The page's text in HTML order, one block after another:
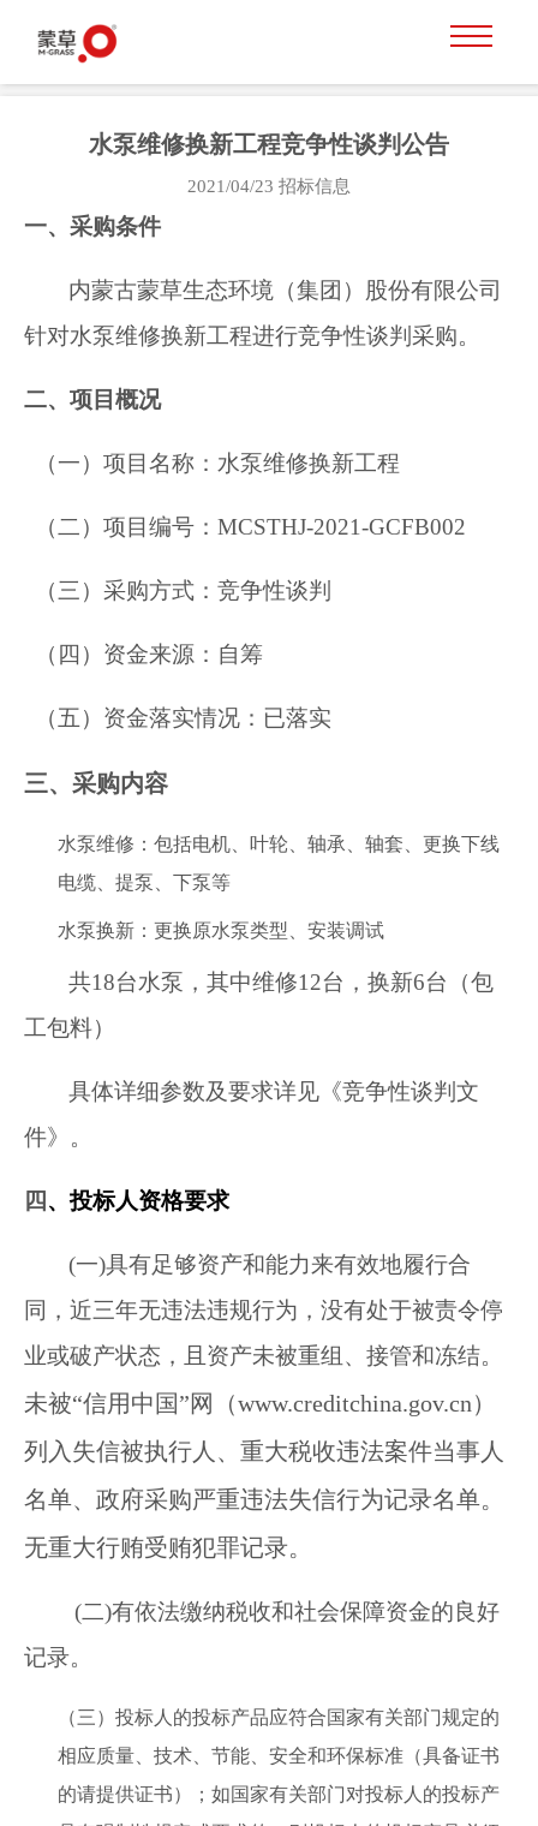
水泵维修换新工程竞争性谈判公告
2021/04/23 招标信息
一、采购条件
内蒙古蒙草生态环境（集团）股份有限公司
针对水泵维修换新工程进行竞争性谈判采购。
二、项目概况
（一）项目名称：水泵维修换新工程
（二）项目编号：MCSTHJ-2021-GCFB002
（三）采购方式：竞争性谈判
（四）资金来源：自筹
（五）资金落实情况：已落实
三、采购内容
水泵维修：包括电机、叶轮、轴承、轴套、更换下线
电缆、提泵、下泵等
水泵换新：更换原水泵类型、安装调试
共18台水泵，其中维修12台，换新6台（包
工包料）
具体详细参数及要求详见《竞争性谈判文
件》。
四 、投标人资格要求
(一)具有足够资产和能力来有效地履行合
同，近三年无违法违规行为，没有处于被责令停
业或破产状态，且资产未被重组、接管和冻结。
未被“信用中国”网（www.creditchina.gov.cn）
列入失信被执行人、重大税收违法案件当事人
名单、政府采购严重违法失信行为记录名单。
无重大行贿受贿犯罪记录。
(二)有依法缴纳税收和社会保障资金的良好
记录。
（三）投标人的投标产品应符合国家有关部门规定的
相应质量、技术、节能、安全和环保标准（具备证书
的请提供证书）；如国家有关部门对投标人的投标产